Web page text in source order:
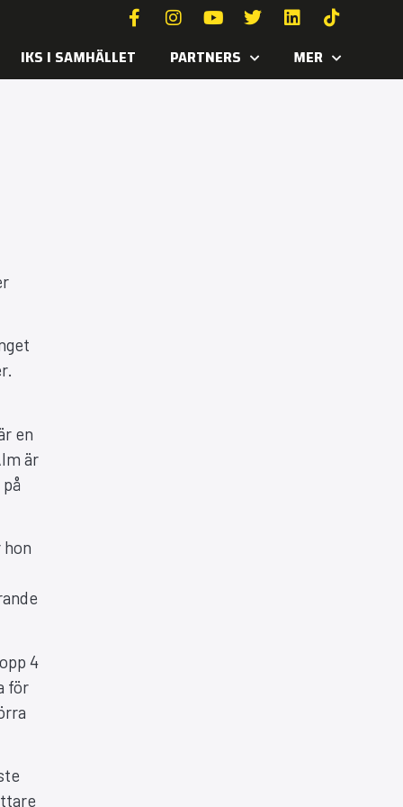
IKS I SAMHÄLLET PARTNERS MER
en
är
4
för